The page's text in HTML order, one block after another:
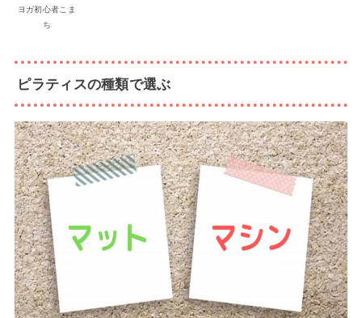
ヨガ初心者こま
ち
ピラティスの種類で選ぶ